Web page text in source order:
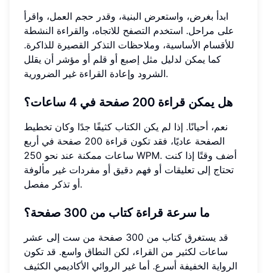
ابدأ بغرض، واستعرض البنية، وقدر حجم العمل، واقرأ
على مراحل. استخدم التصفح للاتجاه، والقراءة النشطة
للأقسام الأساسية، وملاحظات التذكر القصيرة للذاكرة.
كما يمكن لدليل مثل إصبع أو قلم أو مؤشر أن يقلل
الشرود وإعادة القراءة غير الضرورية.
هل يمكن قراءة 200 صفحة في 4 ساعات؟
نعم، أحيانًا. إذا لم يكن الكتاب كثيفًا جدًا وكان تخطيط
الصفحة عاديًا، فقد تكون قراءة 200 صفحة في أربع
ساعات ممكنة عند نحو 250 WPM. أضف وقتًا إذا كنت
تحتاج إلى تعليقات أو فهم دقيق أو مفردات غير مألوفة
أو تذكر مفصل.
ما سرعة قراءة كتاب من 300 صفحة؟
قد يستغرق كتاب من 300 صفحة من ست إلى عشر
ساعات لكثير من القراء، لكن النطاق واسع. قد تكون
الرواية الخفيفة أسرع. أما غير الروائي الأكاديمي الكثيف